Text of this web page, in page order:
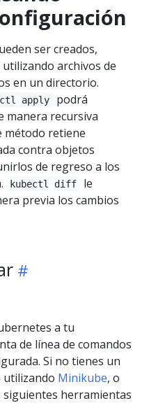
ser creados,
archivos de
en un directorio.
apply
podrá
manera recursiva
método retiene
contra objetos
de regreso a los
kubectl diff
le
previa los cambios
a tu
de línea de comandos
Si no tienes un
utilizando Minikube, o
siguientes herramientas